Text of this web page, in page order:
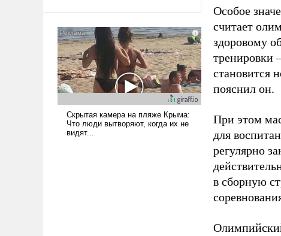
ударами судьбы, брать на себя
ответственность, помогать
слабым, идти вперед и
адаптироваться.
Особое
считает
здоровому
тренировки
становится
пояснил он.
При этом
для
регулярно
в сборную